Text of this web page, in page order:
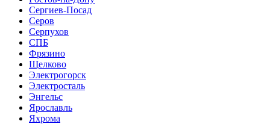
Сергиев-Посад
Серов
Серпухов
СПБ
Фрязино
Щелково
Электрогорск
Электросталь
Энгельс
Ярославль
Яхрома